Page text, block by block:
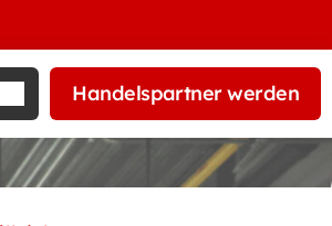
Handelspartner werden